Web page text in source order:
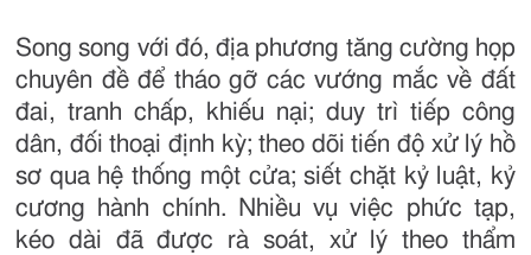
Song song với đó, địa phương tăng cường họp
chuyên đề để tháo gỡ các vướng mắc về đất
đai, tranh chấp, khiếu nại; duy trì tiếp công
dân, đối thoại định kỳ; theo dõi tiến độ xử lý hồ
sơ qua hệ thống một cửa; siết chặt kỷ luật, kỷ
cương hành chính. Nhiều vụ việc phức tạp,
kéo dài đã được rà soát, xử lý theo thẩm